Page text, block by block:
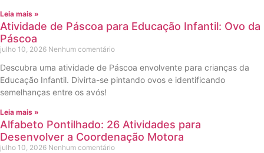
Leia mais »
Atividade de Páscoa para Educação Infantil: Ovo da
Páscoa
julho 10, 2026 Nenhum comentário
Descubra uma atividade de Páscoa envolvente para crianças da
Educação Infantil. Divirta-se pintando ovos e identificando
semelhanças entre os avós!
Leia mais »
Alfabeto Pontilhado: 26 Atividades para
Desenvolver a Coordenação Motora
julho 10, 2026 Nenhum comentário